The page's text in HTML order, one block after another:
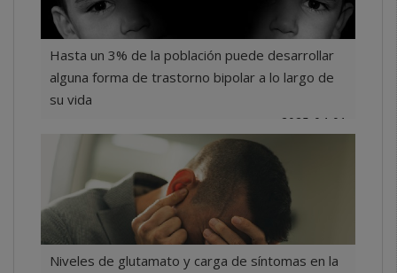
Hasta un 3% de la población puede desarrollar
alguna forma de trastorno bipolar a lo largo de
su vida
2025-04-01
Niveles de glutamato y carga de síntomas en la